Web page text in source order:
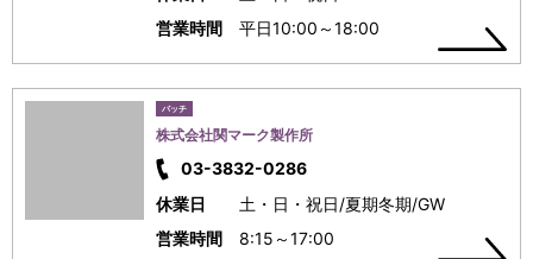
営業時間
平日10:00～18:00
バッチ
株式会社関マーク製作所
03-3832-0286
休業日
土・日・祝日/夏期冬期/GW
営業時間
8:15～17:00